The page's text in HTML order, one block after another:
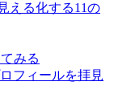
える化する11の
みる
フィールを拝見